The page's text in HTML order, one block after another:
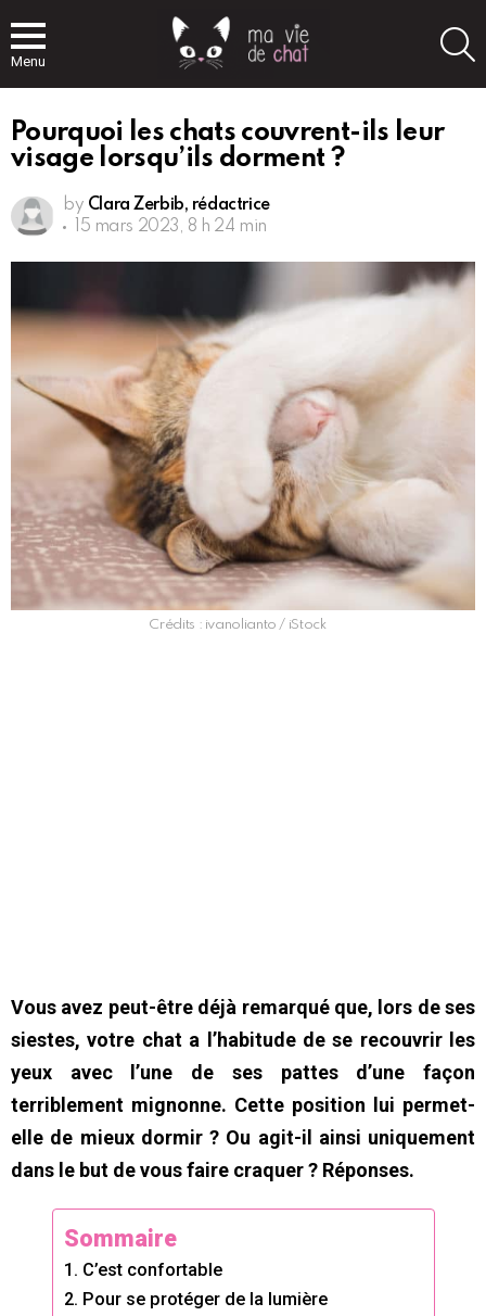
Menu
Pourquoi les chats couvrent-ils leur
visage lorsqu’ils dorment ?
by Clara Zerbib, rédactrice
15 mars 2023, 8 h 24 min
Crédits : ivanolianto / iStock
Vous avez peut-être déjà remarqué que, lors de ses
siestes, votre chat a l’habitude de se recouvrir les
yeux avec l’une de ses pattes d’une façon
terriblement mignonne. Cette position lui permet-
elle de mieux dormir ? Ou agit-il ainsi uniquement
dans le but de vous faire craquer ? Réponses.
Sommaire
1. C’est confortable
2. Pour se protéger de la lumière